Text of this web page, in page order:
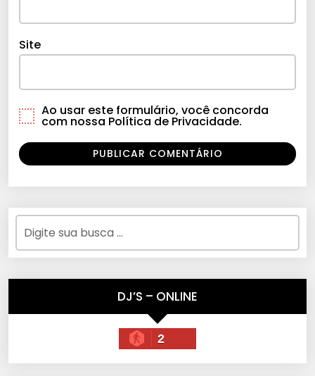
Site
Ao usar este formulário, você concorda
com nossa Política de Privacidade.
DJ’S – ONLINE
2